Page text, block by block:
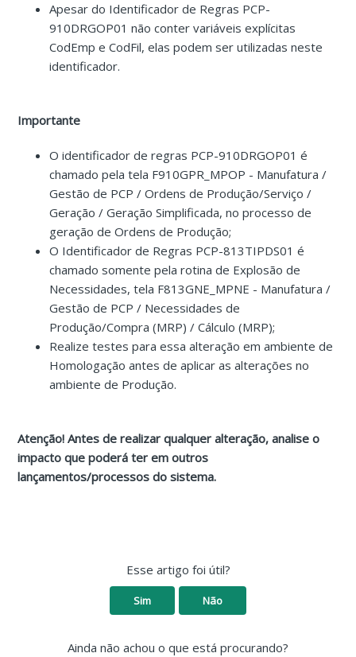
Apesar do Identificador de Regras PCP-
910DRGOP01 não conter variáveis explícitas
CodEmp e CodFil, elas podem ser utilizadas neste
identificador.
Importante
O identificador de regras PCP-910DRGOP01 é
chamado pela tela F910GPR_MPOP - Manufatura /
Gestão de PCP / Ordens de Produção/Serviço /
Geração / Geração Simplificada, no processo de
geração de Ordens de Produção;
O Identificador de Regras PCP-813TIPDS01 é
chamado somente pela rotina de Explosão de
Necessidades, tela F813GNE_MPNE - Manufatura /
Gestão de PCP / Necessidades de
Produção/Compra (MRP) / Cálculo (MRP);
Realize testes para essa alteração em ambiente de
Homologação antes de aplicar as alterações no
ambiente de Produção.
Atenção! Antes de realizar qualquer alteração, analise o
impacto que poderá ter em outros
lançamentos/processos do sistema.
Esse artigo foi útil?
Sim Não
Ainda não achou o que está procurando?